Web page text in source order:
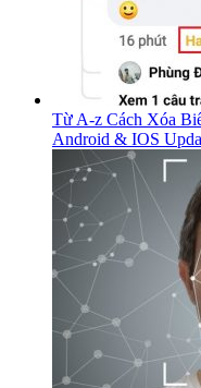
Từ A-z Cách Xóa
Android & IOS